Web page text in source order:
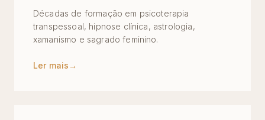
Décadas de formação em psicoterapia
transpessoal, hipnose clínica, astrologia,
xamanismo e sagrado feminino.
Ler mais→